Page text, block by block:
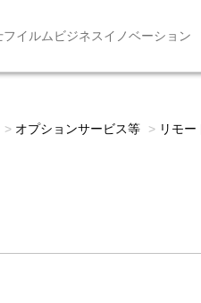
フイルムビジネスイノベーション
> オプションサービス等 > リモー